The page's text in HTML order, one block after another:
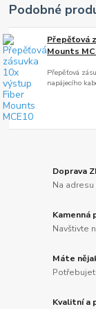
Podobné
Přepěťová
Mounts
Přepěťová
napájecího
Doprava
Na
Kamenná
Navštivte
Máte
Kvalitní a